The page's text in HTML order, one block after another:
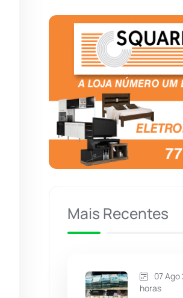
Bom Jesus da Lapa
Boquira
Botuporã
Brasil
Brumado
Caculé
Caetité
Mais Recentes
07 Ago
horas